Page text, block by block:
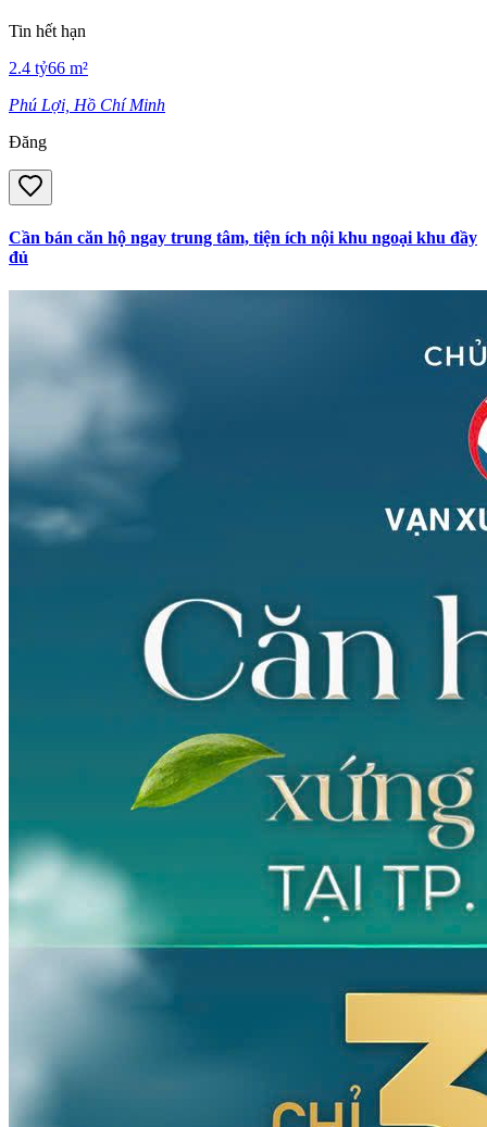
Tin hết hạn
2.4 tỷ66 m²
Phú Lợi, Hồ Chí Minh
Đăng
Cần bán căn hộ ngay trung tâm, tiện ích nội khu ngoại khu đầy
đủ